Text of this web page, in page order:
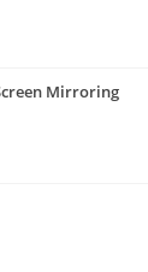
Mirroring